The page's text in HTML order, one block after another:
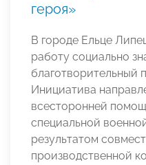
героя»
В городе Ельце
работу социально
благотворительный
Инициатива
всесторонней
специальной
результатом
производственной